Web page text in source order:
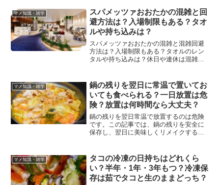
マメ知識・雑学
スパメッツァおおたかの混雑と回
避方法は？入場制限もある？タオ
ルや持ち込みは？
スパメッツァおおたかの混雑と混雑回避
方法は？入場制限もある？タオルのレン
タルや持ち込みは？休日や連休は混雑し
目で、朝割もお得です。駐車場混雑時は
公共交通機関の利用がおすすめ。リアル
タイム情報を確認して快適に楽しみまし
ょう。
マメ知識・雑学
鍋の残りを翌日に常温で置いてお
いても食べられる？一日放置は危
険？放置は何時間なら大丈夫？
鍋の残りを翌日常温で放置するのは危険
です。この記事では、鍋の残りを安全に
保存し、翌日に美味しくリメイクする方
ピを知ることで、無駄なく食材を使い切
ることができます。鍋料理を楽しむため
に、ぜひ参考にしてください。
マメ知識・雑学
タコの冷凍の日持ちはどれくら
い？半年・1年・3年もつ？冷凍保
存は茹でタコと生のままどっち？